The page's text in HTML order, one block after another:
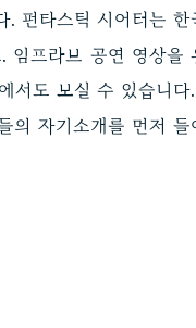
. 펀타스틱 시어터는 한
임프라브 공연 영상을
에서도 보실 수 있습니다.
자기소개를 먼저 들